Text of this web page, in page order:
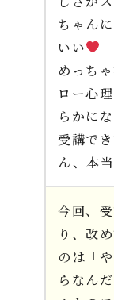
ちゃん
いい
めっち
ロー心
らかに
受講で
ん、本
今回、
り、改
のは「
らなん